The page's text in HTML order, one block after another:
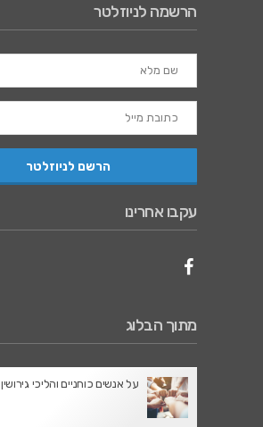
הרשמה לניוזלטר
עקבו אחרינו
מתוך הבלוג
על אנשים כוחניים והליכי גירושין